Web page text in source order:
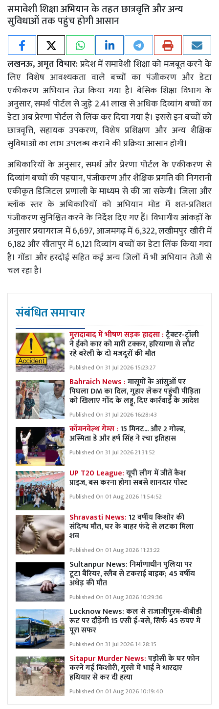
समावेशी शिक्षा अभियान के तहत छात्रवृत्ति और अन्य
सुविधाओं तक पहुंच होगी आसान
लखनऊ, अमृत विचार:प्रदेश में समावेशी शिक्षा को मजबूत करने के
लिए विशेष आवश्यकता वाले बच्चों का पंजीकरण और डेटा
एकीकरण अभियान तेज किया गया है। बेसिक शिक्षा विभाग के
अनुसार, समर्थ पोर्टल से जुड़े 2.41 लाख से अधिक दिव्यांग बच्चों का
डेटा अब प्रेरणा पोर्टल से लिंक कर दिया गया है। इससे इन बच्चों को
छात्रवृत्ति, सहायक उपकरण, विशेष प्रशिक्षण और अन्य शैक्षिक
सुविधाओं का लाभ उपलब्ध कराने की प्रक्रिया आसान होगी।
अधिकारियों के अनुसार, समर्थ और प्रेरणा पोर्टल के एकीकरण से
दिव्यांग बच्चों की पहचान, पंजीकरण और शैक्षिक प्रगति की निगरानी
एकीकृत डिजिटल प्रणाली के माध्यम से की जा सकेगी। जिला और
ब्लॉक स्तर के अधिकारियों को अभियान मोड में शत-प्रतिशत
पंजीकरण सुनिश्चित करने के निर्देश दिए गए हैं। विभागीय आंकड़ों के
अनुसार प्रयागराज में 6,697, आजमगढ़ में 6,322, लखीमपुर खीरी में
6,182 और सीतापुर में 6,121 दिव्यांग बच्चों का डेटा लिंक किया गया
है। गोंडा और हरदोई सहित कई अन्य जिलों में भी अभियान तेजी से
चल रहा है।
संबंधित समाचार
मुरादाबाद में भीषण सड़क हादसा :ट्रैक्टर-ट्रॉली
ने ईको कार को मारी टक्कर, हरियाणा से लौट
रहे बरेली के दो मजदूरों की मौत
Published On 31 Jul 2026 15:23:27
Bahraich News :मासूमों के आंसुओं पर
पिघला DM का दिल, गुहार लेकर पहुंची पीड़िता
को खिलाए गोंद के लड्डू, दिए कार्रवाई के आदेश
Published On 31 Jul 2026 16:28:43
कॉमनवेल्थ गेम्स :15 मिनट... और 2 गोल्ड,
अस्मिता डे और हर्ष सिंह ने रचा इतिहास
Published On 31 Jul 2026 21:31:52
UP T20 League:यूपी लीग में जीतें कैश
प्राइज, बस करना होगा सबसे शानदार पोस्ट
Published On 01 Aug 2026 11:54:52
Shravasti News:12 वर्षीय किशोर की
संदिग्ध मौत, घर के बाहर फंदे से लटका मिला
शव
Published On 01 Aug 2026 11:23:22
Sultanpur News: निर्माणाधीन पुलिया पर
टूटा बैरियर, स्लैब से टकराई बाइक; 45 वर्षीय
अधेड़ की मौत
Published On 01 Aug 2026 10:29:36
Lucknow News:कल से राजाजीपुरम-बीबीडी
रूट पर दौड़ेंगी 15 एसी ई-बसें, सिर्फ 45 रुपए में
पूरा सफर
Published On 31 Jul 2026 14:28:15
Sitapur Murder News:पड़ोसी के घर फोन
करने गई किशोरी, गुस्से में भाई ने धारदार
हथियार से कर दी हत्या
Published On 01 Aug 2026 10:19:40